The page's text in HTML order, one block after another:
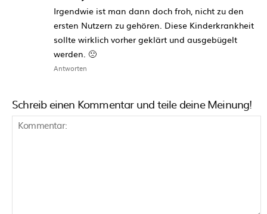
Irgendwie ist man dann doch froh, nicht zu den
ersten Nutzern zu gehören. Diese Kinderkrankheit
sollte wirklich vorher geklärt und ausgebügelt
werden. 🙁
Antworten
Schreib einen Kommentar und teile deine Meinung!